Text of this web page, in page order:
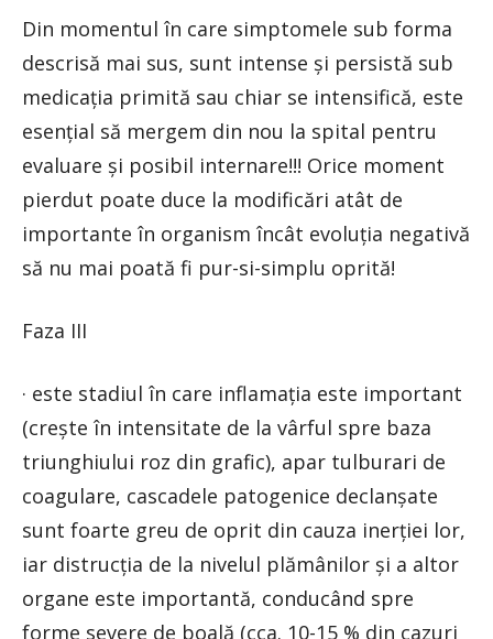
Din momentul în care simptomele sub forma
descrisă mai sus, sunt intense și persistă sub
medicația primită sau chiar se intensifică, este
esențial să mergem din nou la spital pentru
evaluare și posibil internare!!! Orice moment
pierdut poate duce la modificări atât de
importante în organism încât evoluția negativă
să nu mai poată fi pur-si-simplu oprită!
Faza III
· este stadiul în care inflamația este important
(crește în intensitate de la vârful spre baza
triunghiului roz din grafic), apar tulburari de
coagulare, cascadele patogenice declanșate
sunt foarte greu de oprit din cauza inerției lor,
iar distrucția de la nivelul plămânilor și a altor
organe este importantă, conducând spre
forme severe de boală (cca. 10-15 % din cazuri